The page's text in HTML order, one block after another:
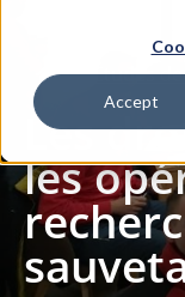
Accept
Études
Les
les